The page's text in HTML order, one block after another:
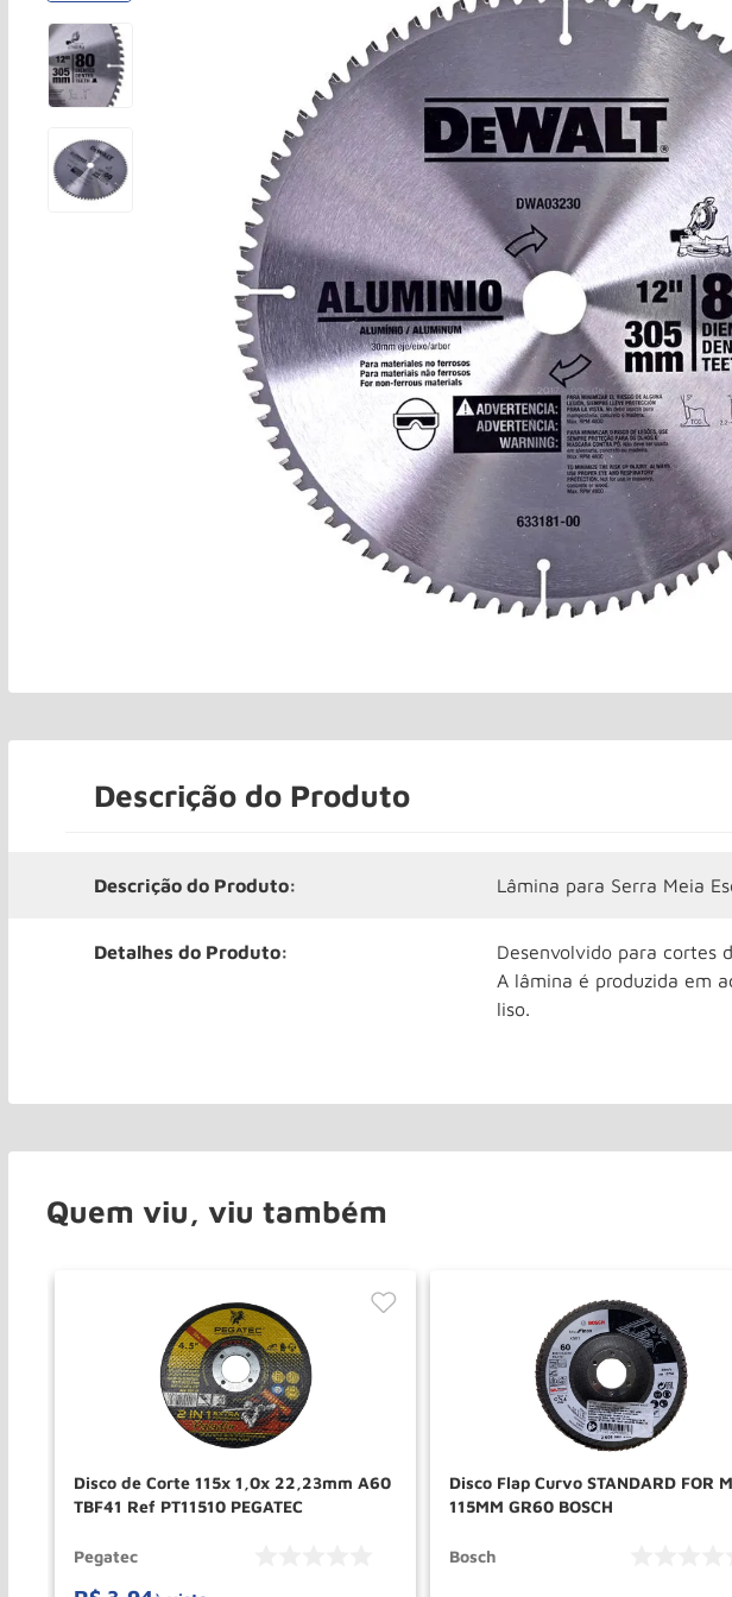
Descrição do Produto
Descrição do Produto: Lâmina para Serra Meia
Detalhes do Produto:
Desenvolvido para cortes
A lâmina é produzida em
liso.
Quem viu, viu também
Disco de Corte 115x 1,0x 22,23mm A60
TBF41 Ref PT11510 PEGATEC
Pegatec
Disco Flap Curvo STANDARD FOR
115MM GR60 BOSCH
Bosch